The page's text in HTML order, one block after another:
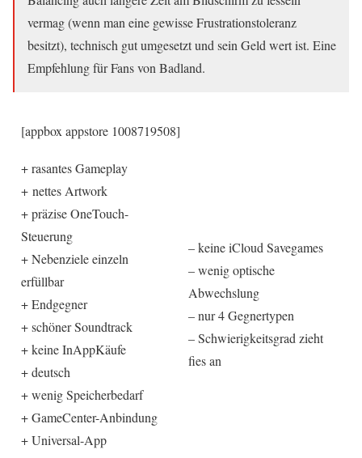
vermag (wenn man eine gewisse Frustrationstoleranz
besitzt), technisch gut umgesetzt und sein Geld wert ist. Eine
Empfehlung für Fans von Badland.
[appbox appstore 1008719508]
+ rasantes Gameplay
+ nettes Artwork
+ präzise OneTouch-
Steuerung
+ Nebenziele einzeln
erfüllbar
+ Endgegner
+ schöner Soundtrack
+ keine InAppKäufe
+ deutsch
+ wenig Speicherbedarf
+ GameCenter-Anbindung
+ Universal-App
– keine iCloud Savegames
– wenig optische
Abwechslung
– nur 4 Gegnertypen
– Schwierigkeitsgrad zieht
fies an